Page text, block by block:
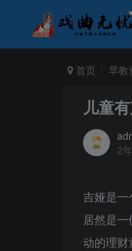
首页 早教
儿童
2
吉娅是一
居然是
动的理